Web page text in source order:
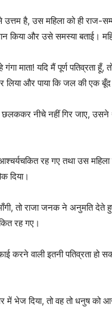
उत्तम है, उस महिला को ही
किया और उसे समस्या बताई।
माता! यदि मैं पूर्ण पतिव्रता
और पाया कि जल की एक बूँद
नीचे नहीं गिर जाए, उसने
रह गए तथा उस
दिया।
तो राजा जनक ने अनुमति देते
रह गए।
करने वाली इतनी पतिव्रता हो
में भेज दिया, तो वह तो धनुष